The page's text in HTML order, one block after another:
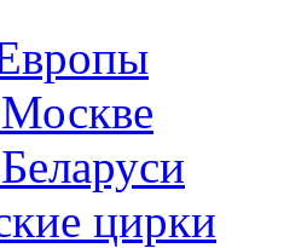
цирки